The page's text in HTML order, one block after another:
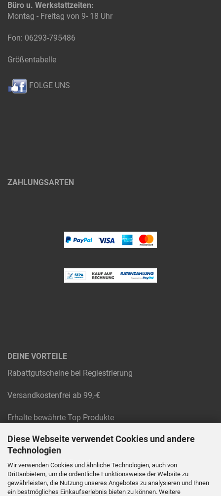
Diese Webseite verwendet Cookies und andere
Technologien
Wir verwenden Cookies und ähnliche Technologien, auch von
Drittanbietern, um die ordentliche Funktionsweise der Website zu
gewährleisten, die Nutzung unseres Angebotes zu analysieren und Ihnen
ein bestmögliches Einkaufserlebnis bieten zu können. Weitere
Büro u. Werkstattzeiten:
Montag - Freitag von 9- 18 Uhr
Fon: 06293-795486
Größentabelle
FOLGE UNS
ZAHLUNGSARTEN
DEINE VORTEILE
Rabattgutscheine bei Regiestrierung
Versandkostenfrei ab 99,-€
Erhalte bewährte Top Produkte
Raten und Rechnungskauf
Absolute Technik-Experten
Werkstatt Service